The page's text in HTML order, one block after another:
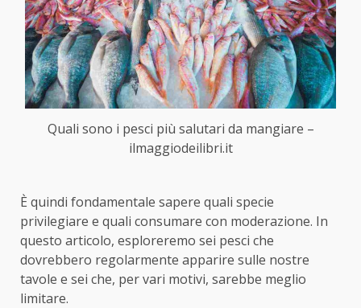
Quali sono i pesci più salutari da mangiare –
ilmaggiodeilibri.it
È quindi fondamentale sapere quali specie
privilegiare e quali consumare con moderazione. In
questo articolo, esploreremo sei pesci che
dovrebbero regolarmente apparire sulle nostre
tavole e sei che, per vari motivi, sarebbe meglio
limitare.